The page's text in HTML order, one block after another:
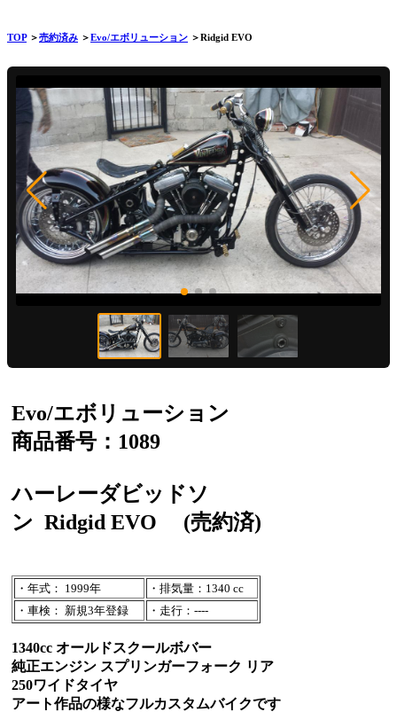
TOP＞売約済み ＞Evo/エボリューション ＞Ridgid EVO
Evo/エボリューション
商品番号：1089
ハーレーダビッドソ
ン Ridgid EVO (売約済)
・年式： 1999年
・排気量：1340 cc
・車検： 新規3年登録
・走行：----
1340cc オールドスクールボバー
純正エンジン スプリンガーフォーク リア
250ワイドタイヤ
アート作品の様なフルカスタムバイクです